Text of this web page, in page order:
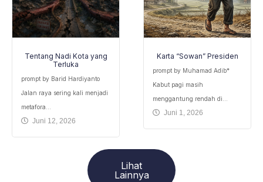
Tentang Nadi Kota yang
Terluka
prompt by Barid Hardiyanto ​
Jalan raya sering kali menjadi
metafora...
Juni 12, 2026
Karta “Sowan” Presiden
prompt by Muhamad Adib*
Kabut pagi masih
menggantung rendah di...
Juni 1, 2026
Lihat
Lainnya